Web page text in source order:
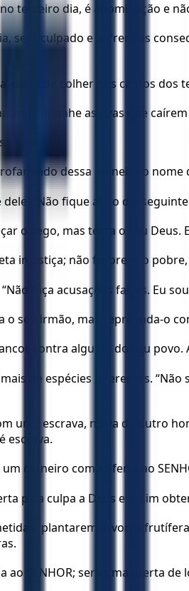
terceiro dia, é abominação e
será culpado e sofrerá as
deixe de colher nos cantos
nem apanhe as uvas que
outros.
dessa maneira o nome
dele. “Não fique até o dia
o cego, mas tema o seu Deus.
injustiça; não favoreça o
faça acusações falsas. Eu sou
o seu irmão, mas repreenda-o
contra alguém do seu
de espécies diferentes.
uma escrava, noiva de outro
escrava.
carneiro como oferta ao
pela culpa a Deus e assim
e plantarem árvores
ao SENHOR; será uma oferta de